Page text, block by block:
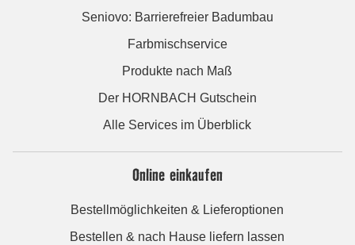
Seniovo: Barrierefreier Badumbau
Farbmischservice
Produkte nach Maß
Der HORNBACH Gutschein
Alle Services im Überblick
Online einkaufen
Bestellmöglichkeiten & Lieferoptionen
Bestellen & nach Hause liefern lassen